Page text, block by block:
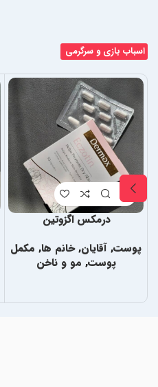
اسباب بازی و سرگرمی
درمکس اگزوتین
پوست, آقایان,خانم ها, مکمل
پوست, مو و ناخن